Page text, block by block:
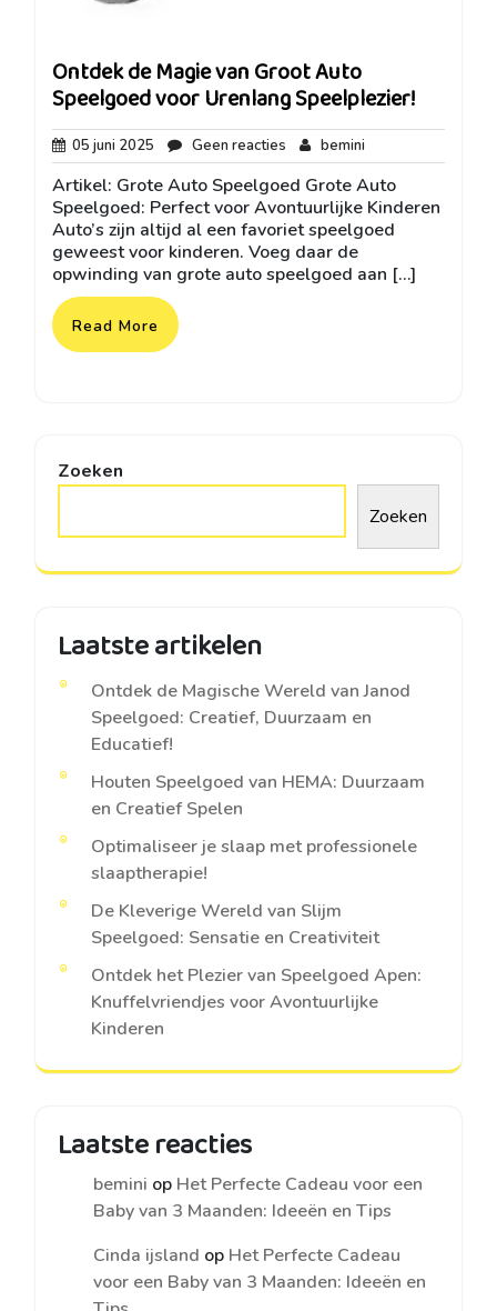
Ontdek de Magie van Groot Auto
Speelgoed voor Urenlang Speelplezier!
05 juni 2025 05
juni
2025
Geen reacties Geen
reacties
bemini
Artikel: Grote Auto Speelgoed Grote Auto
Speelgoed: Perfect voor Avontuurlijke Kinderen
Auto’s zijn altijd al een favoriet speelgoed
geweest voor kinderen. Voeg daar de
opwinding van grote auto speelgoed aan […]
Read More
Zoeken
Zoeken
Laatste artikelen
Ontdek de Magische Wereld van Janod
Speelgoed: Creatief, Duurzaam en
Educatief!
Houten Speelgoed van HEMA: Duurzaam
en Creatief Spelen
Optimaliseer je slaap met professionele
slaaptherapie!
De Kleverige Wereld van Slijm
Speelgoed: Sensatie en Creativiteit
Ontdek het Plezier van Speelgoed Apen:
Knuffelvriendjes voor Avontuurlijke
Kinderen
Laatste reacties
bemini op Het Perfecte Cadeau voor een
Baby van 3 Maanden: Ideeën en Tips
Cinda ijsland op Het Perfecte Cadeau
voor een Baby van 3 Maanden: Ideeën en